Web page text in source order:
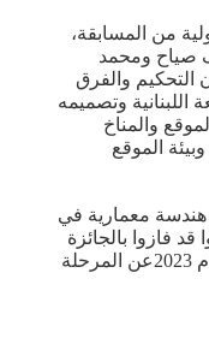
من المسابقة،
صياح ومحمد
التحكيم والفرق
وتصميمه
والمناخ
الموقع
معمارية في
والعمارة (2) كانوا قد فازوا بالجائزة
الأولى عام 2020 والجائزة الخاصة عام 2023عن المرحلة